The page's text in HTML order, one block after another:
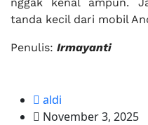
tanda kecil dari mobil
Penulis: Irmayanti
aldi
November 3, 2025